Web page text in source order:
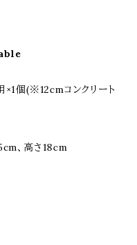
個(※12cmコンクリート
、高さ18cm